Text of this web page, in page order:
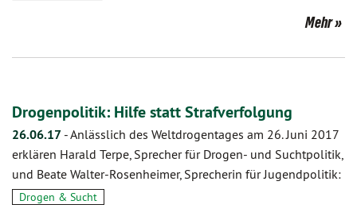
Mehr
Drogenpolitik: Hilfe statt Strafverfolgung
26.06.17 -Anlässlich des Weltdrogentages am 26. Juni 2017
erklären Harald Terpe, Sprecher für Drogen- und Suchtpolitik,
und Beate Walter-Rosenheimer, Sprecherin für Jugendpolitik:
Drogen & Sucht